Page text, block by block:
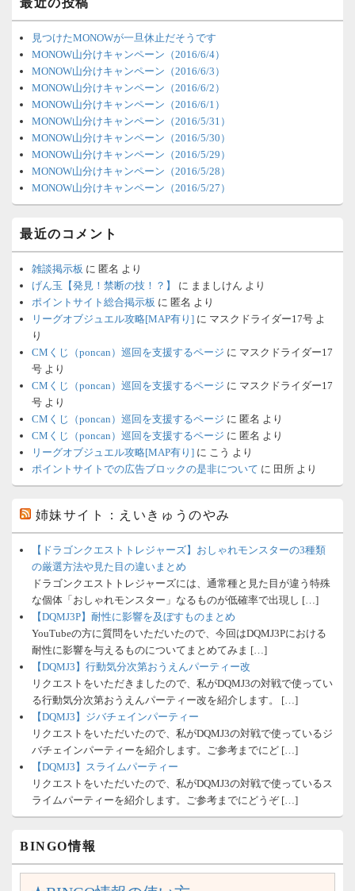
ィ
ジ
ェ
ッ
ア
最近の投稿
見つけたMONOWが一旦休止だそうです
MONOW山分けキャンペーン（2016/6/4）
MONOW山分けキャンペーン（2016/6/3）
MONOW山分けキャンペーン（2016/6/2）
MONOW山分けキャンペーン（2016/6/1）
MONOW山分けキャンペーン（2016/5/31）
MONOW山分けキャンペーン（2016/5/30）
MONOW山分けキャンペーン（2016/5/29）
MONOW山分けキャンペーン（2016/5/28）
MONOW山分けキャンペーン（2016/5/27）
最近のコメント
雑談掲示板 に 匿名 より
げん玉【発見！禁断の技！？】
に まましけん より
ポイントサイト総合掲示板 に 匿名 より
リーグオブジュエル攻略[MAP有り] に マスクドライダー17号 よ
り
CMくじ（poncan）巡回を支援するページ に マスクドライダー17
号 より
CMくじ（poncan）巡回を支援するページ に マスクドライダー17
号 より
CMくじ（poncan）巡回を支援するページ に 匿名 より
CMくじ（poncan）巡回を支援するページ に 匿名 より
リーグオブジュエル攻略[MAP有り] に こう より
ポイントサイトでの広告ブロックの是非について に 田所 より
姉妹サイト：えいきゅうのやみ
【ドラゴンクエストトレジャーズ】おしゃれモンスターの3種類
の厳選方法や見た目の違いまとめ
ドラゴンクエストトレジャーズには、通常種と見た目が違う特殊
な個体「おしゃれモンスター」なるものが低確率で出現し […]
【DQMJ3P】耐性に影響を及ぼすものまとめ
YouTubeの方に質問をいただいたので、今回はDQMJ3Pにおける
耐性に影響を与えるものについてまとめてみま […]
【DQMJ3】行動気分次第おうえんパーティー改
リクエストをいただきましたので、私がDQMJ3の対戦で使ってい
る行動気分次第おうえんパーティー改を紹介します。 […]
【DQMJ3】ジバチェインパーティー
リクエストをいただいたので、私がDQMJ3の対戦で使っているジ
バチェインパーティーを紹介します。ご参考までにど […]
【DQMJ3】スライムパーティー
リクエストをいただいたので、私がDQMJ3の対戦で使っているス
ライムパーティーを紹介します。ご参考までにどうぞ […]
BINGO情報